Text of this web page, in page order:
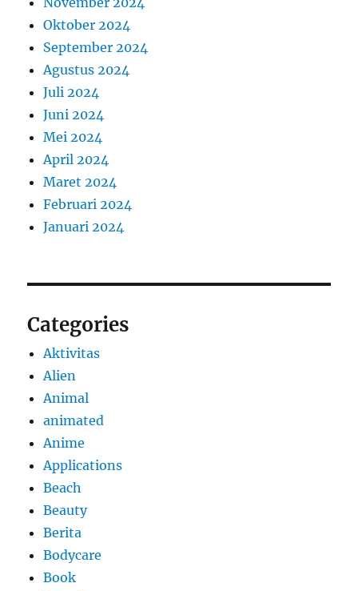
Oktober 2024
September 2024
Agustus 2024
Juli 2024
Juni 2024
Mei 2024
April 2024
Maret 2024
Februari 2024
Januari 2024
Categories
Aktivitas
Alien
Animal
animated
Anime
Applications
Beach
Beauty
Berita
Bodycare
Book